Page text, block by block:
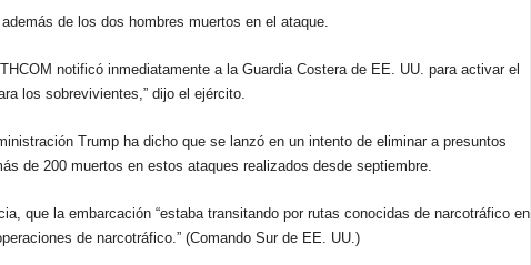
de los dos hombres muertos en el ataque.
notificó inmediatamente a la Guardia Costera de EE. UU. para activar el
los sobrevivientes,” dijo el ejército.
Trump ha dicho que se lanzó en un intento de eliminar a presuntos
de 200 muertos en estos ataques realizados desde septiembre.
que la embarcación “estaba transitando por rutas conocidas de narcotráfico en
de narcotráfico.” (Comando Sur de EE. UU.)